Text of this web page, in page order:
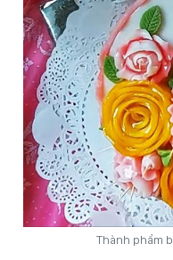
Thành phẩm